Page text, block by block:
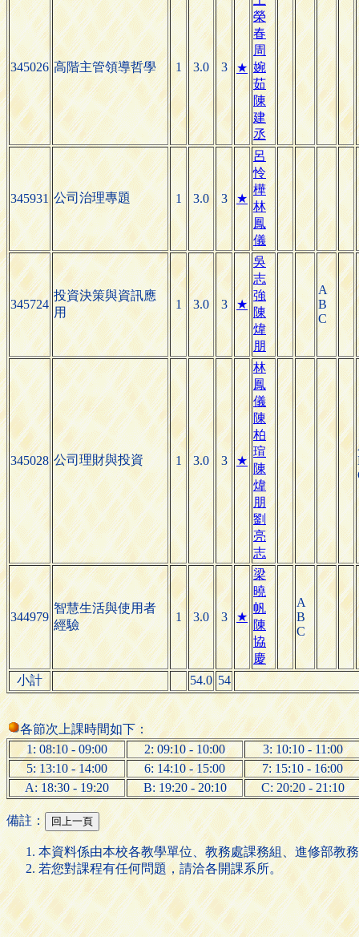
345026 高階主管領導哲學 1 3.0 3 ★
榮
春
周
婉
茹
陳
建
丞
345931 公司治理專題 1 3.0 3 ★
呂
怜
樺
林
鳳
儀
345724
投資決策與資訊應
用
1 3.0 3 ★
吳
志
強
陳
煒
朋
A
B
C
345028 公司理財與投資 1 3.0 3 ★
林
鳳
儀
陳
柏
瑄
陳
煒
朋
劉
亮
志
344979
智慧生活與使用者
經驗
1 3.0 3 ★
梁
曉
帆
陳
協
慶
A
B
C
小計 54.0 54
各節次上課時間如下：
1: 08:10 - 09:00
2: 09:10 - 10:00
3: 10:10 - 11:00
5: 13:10 - 14:00
6: 14:10 - 15:00
7: 15:10 - 16:00
A: 18:30 - 19:20
B: 19:20 - 20:10 C: 20:20 - 21:10
備註：
本資料係由本校各教學單位、教務處課務組、進修部教
若您對課程有任何問題，請洽各開課系所。